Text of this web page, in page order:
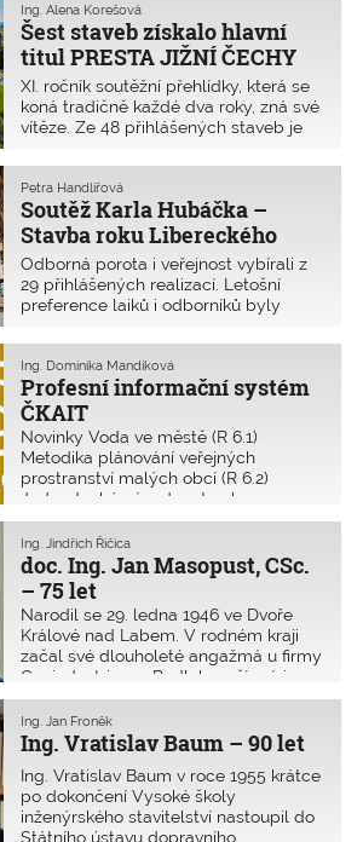
v našem kraji. Porota pro tento rok
udělila pět titulů a 11 čestných uznání.
Šest staveb získalo hlavní
titul PRESTA JIŽNÍ ČECHY
2018–2020
Ing. Alena Korešová
XI. ročník soutěžní přehlídky, která se
koná tradičně každé dva roky, zná své
vítěze. Ze 48 přihlášených staveb je
kraji se úroveň stavění i přes složitou
dobu zvyšuje.
Soutěž Karla Hubáčka –
Stavba roku Libereckého
kraje 2021
Petra Handlířová
Odborná porota i veřejnost vybírali z
29 přihlášených realizací. Letošní
preference laiků i odborníků byly
stavby pro veřejnost, které kultivují
vnímání architektury a spojují užitečné
s krásným.
Profesní informační systém
ČKAIT
Ing. Dominika Mandíková
Novinky Voda ve městě (R 6.1)
Metodika plánování veřejných
prostranství malých obcí (R 6.2)
Jednoduchý návod na tvorbu
celexového čísla pro snadné
vyhledávání směrnic a nařízení EU
(Právní předpisy) Aktualizace
Judikatura ke stavebnímu zákonu (A
3.1.3)
doc. Ing. Jan Masopust, CSc.
– 75 let
Ing. Jindřich Řičica
Narodil se 29. ledna 1946 ve Dvoře
Králové nad Labem. V rodném kraji
začal své dlouholeté angažmá u firmy
Geoindustria a v Podkrkonoší má i
svou oblíbenou chatu. Kdo se s ním
setkal, odnáší si nevšední zážitek s
člověkem hluboce zapojeným do
tvůrčí práce a milujícím sv�
Ing. Vratislav Baum – 90 let
Ing. Jan Froněk
Ing. Vratislav Baum v roce 1955 krátce
po dokončení Vysoké školy
inženýrského stavitelství nastoupil do
Státního ústavu dopravního